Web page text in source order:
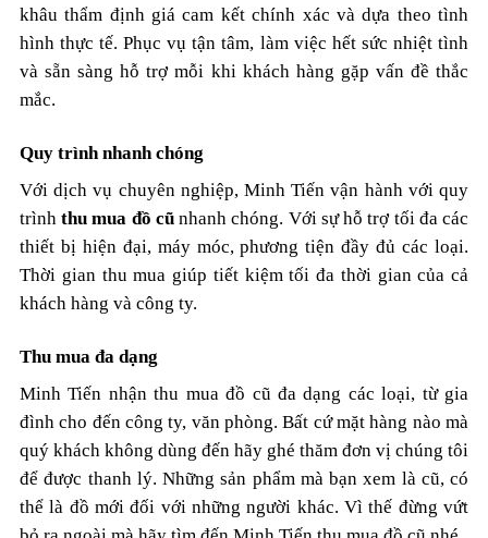
khâu thẩm định giá cam kết chính xác và dựa theo tình
hình thực tế. Phục vụ tận tâm, làm việc hết sức nhiệt tình
và sẵn sàng hỗ trợ mỗi khi khách hàng gặp vấn đề thắc
mắc.
Quy trình nhanh chóng
Với dịch vụ chuyên nghiệp, Minh Tiến vận hành với quy
trìnhthu mua đồ cũnhanh chóng. Với sự hỗ trợ tối đa các
thiết bị hiện đại, máy móc, phương tiện đầy đủ các loại.
Thời gian thu mua giúp tiết kiệm tối đa thời gian của cả
khách hàng và công ty.
Thu mua đa dạng
Minh Tiến nhận thu mua đồ cũ đa dạng các loại, từ gia
đình cho đến công ty, văn phòng. Bất cứ mặt hàng nào mà
quý khách không dùng đến hãy ghé thăm đơn vị chúng tôi
để được thanh lý. Những sản phẩm mà bạn xem là cũ, có
thể là đồ mới đối với những người khác. Vì thế đừng vứt